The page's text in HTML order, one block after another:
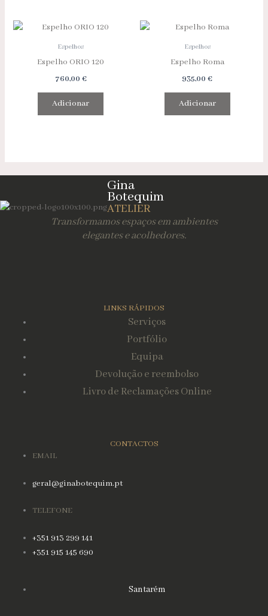
Espelhos
Espelho ORIO 120
760,00 €
Adicionar
Espelhos
Espelho Roma
935,00€
Adicionar
Gina
Botequim
ATELIER
Transformamos espaços em ambientes
elegantes e acolhedores.
LINKS RÁPIDOS
Serviços
Portfólio
Equipa
Devolução e reembolso
Livro de Reclamações Online
CONTACTOS
EMAIL
geral@ginabotequim.pt
TELEFONE
+351 913 299 141
+351 915 145 690
Santarém